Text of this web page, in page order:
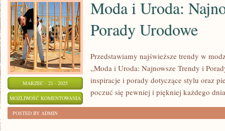
EKSPERTA
MARZEC - 21 - 2025
MOŻLIWOŚĆ KOMENTOWANIA MODA
ZOSTAŁA WYŁĄCZONA
Moda i Uroda:
Porady Urodowe
Przedstawiamy najświeższe trendy w
„Moda i Uroda: Najnowsze Trendy i
inspiracje i porady dotyczące stylu oraz
poczuć się pewniej i piękniej każdego
POSTED BY ADMIN